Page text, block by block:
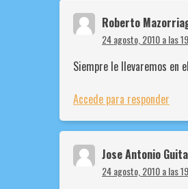
Roberto
24 agosto, 2010 a las
Siempre le llevaremos en
Accede para responder
Jose Antonio
24 agosto, 2010 a las